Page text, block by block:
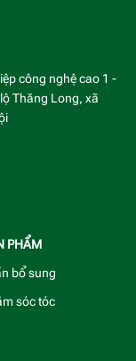
công nghệ cao 1 -
Thăng Long, xã
PHẨM
bổ sung
sóc tóc